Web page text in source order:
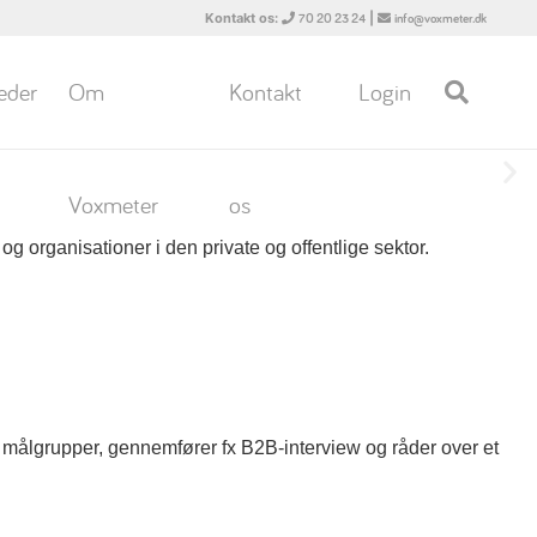
Kontakt os: 70 20 23 24 | info@voxmeter.dk
Om
Voxmeter
Kontakt
os
Login
organisationer i den private og offentlige sektor.
gennemfører fx B2B-interview og råder over et